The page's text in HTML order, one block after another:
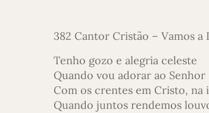
382 Cantor Cristão – Vamos
Tenho gozo e alegria celeste
Quando vou adorar ao Senhor
Com os crentes em Cristo, na
Quando juntos rendemos